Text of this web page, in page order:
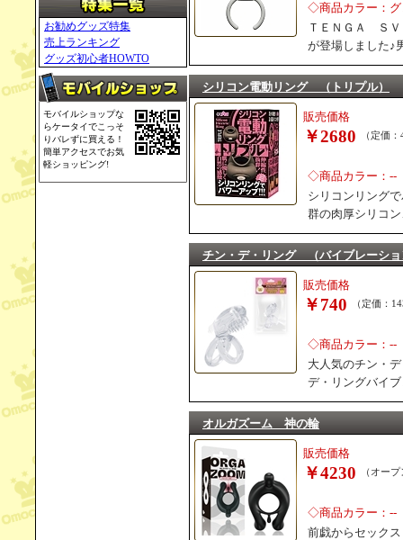
お勧めグッズ特集
売上ランキング
グッズ初心者HOWTO
モバイルショップな
らケータイでこっそ
りバレずに買える！
簡単アクセスでお気
軽ショッピング!
◇商品カラー：グ
ＴＥＮＧＡ Ｓ
が登場しました♪
シリコン電動リング （トリプル）
販売価格
￥2680 （定価
◇商品カラー：--
シリコンリング
群の肉厚シリコ
チン・デ・リング （バイブレーシ
販売価格
￥740 （定価：
◇商品カラー：--
大人気のチン・
デ・リングバイ
オルガズーム 神の輪
販売価格
￥4230 （オー
◇商品カラー：--
前戯からセック